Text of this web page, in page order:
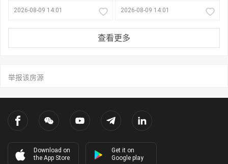
2026-08-09 14:01 2026-08-09 14:01
查看更多
举报该房源
Download on
the App Store
Get it on
Google play